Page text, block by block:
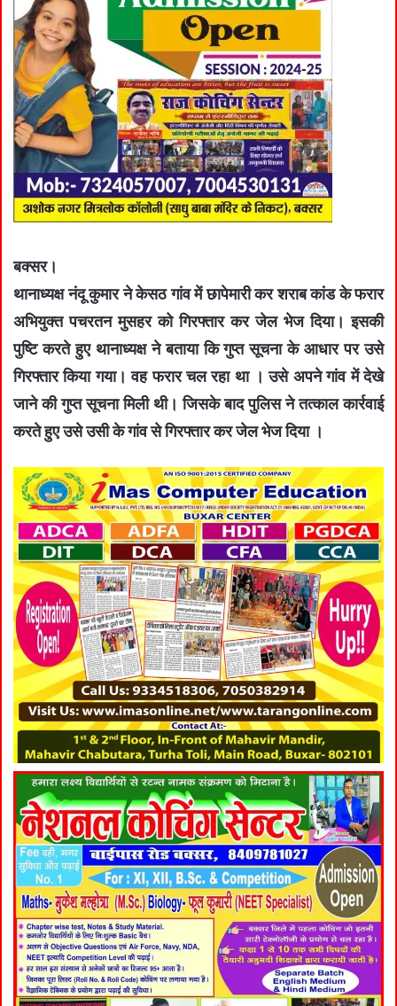
बक्सर।
थानाध्यक्ष नंदू कुमार ने केसठ गांव में छापेमारी कर शराब कांड के फरार
अभियुक्त पचरतन मुसहर को गिरफ्तार कर जेल भेज दिया। इसकी
पुष्टि करते हुए थानाध्यक्ष ने बताया कि गुप्त सूचना के आधार पर उसे
गिरफ्तार किया गया। वह फरार चल रहा था । उसे अपने गांव में देखे
जाने की गुप्त सूचना मिली थी। जिसके बाद पुलिस ने तत्काल कार्रवाई
करते हुए उसे उसी के गांव से गिरफ्तार कर जेल भेज दिया ।